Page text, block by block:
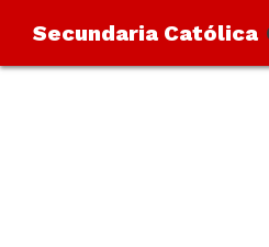
Secundaria Católica